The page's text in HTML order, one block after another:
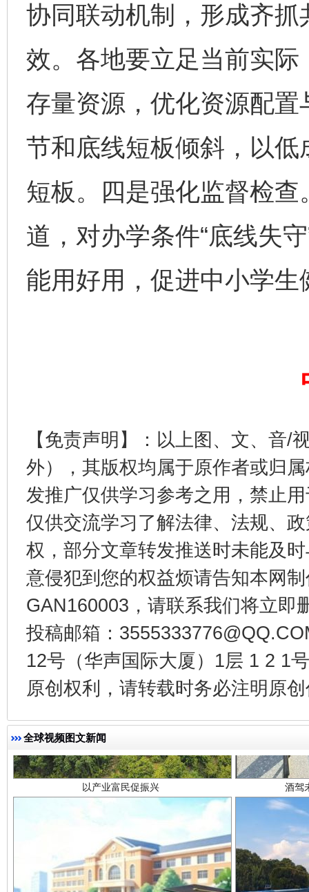
协同联动机制，形成齐
效。各地要立足当前实
存量资源，优化资源配
节和底线短板倾斜，以
短板。四是强化监督检
道，对办学条件“底线失
能用好用，促进中小学
【免责声明】：以上图、文、音/
外），其版权均属于原作者或归
发推广仅供学习参考之用，禁止
仅供交流学习了解法律、法规、
权，部分文章转发推送时未能及
意侵犯到您的权益烦请告知本网
GAN160003，请联系我们将立即
投稿邮箱：
12号（华声国际大厦）1层 1 2 1
原创权利，请转载时务必注明原
全球视频图文新闻
完善运行机制助力责任有效落实
以产业富民促振兴 酒驾
从幼儿园到大学，有这些资助 “